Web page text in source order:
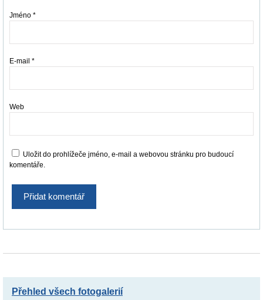
Jméno *
E-mail *
Web
Uložit do prohlížeče jméno, e-mail a webovou stránku pro budoucí
komentáře.
Přehled všech fotogalerií